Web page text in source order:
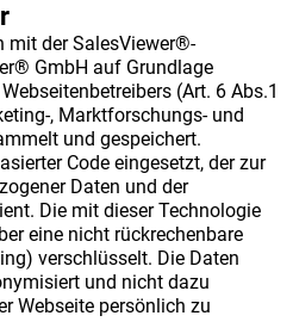
mit der SalesViewer®-
GmbH auf Grundlage
(Art. 6 Abs.1
, Marktforschungs- und
und gespeichert.
Code eingesetzt, der zur
Daten und der
Die mit dieser Technologie
eine nicht rückrechenbare
verschlüsselt. Die Daten
und nicht dazu
Webseite persönlich zu